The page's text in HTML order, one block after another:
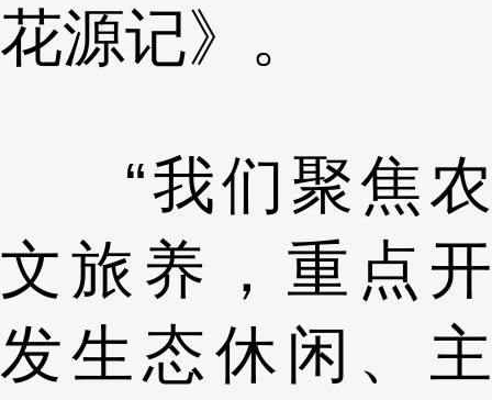
花源记》。
“我们聚焦农
文旅养，重点开
发生态休闲、主